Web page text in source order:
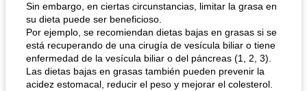
Sin embargo, en ciertas circunstancias, limitar la grasa en
su dieta puede ser beneficioso.
Por ejemplo, se recomiendan dietas bajas en grasas si se
está recuperando de una cirugía de vesícula biliar o tiene
enfermedad de la vesícula biliar o del páncreas (1, 2, 3).
Las dietas bajas en grasas también pueden prevenir la
acidez estomacal, reducir el peso y mejorar el colesterol.